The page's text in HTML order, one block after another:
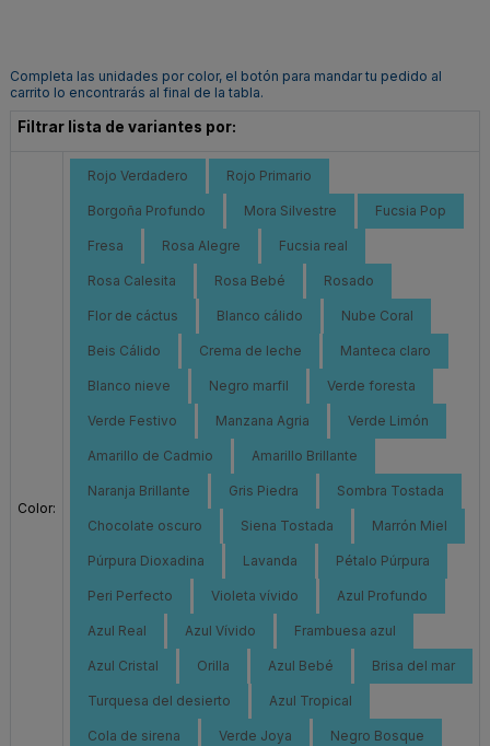
Completa las unidades por color, el botón para mandar tu pedido al
carrito lo encontrarás al final de la tabla.
Filtrar lista de variantes por:
Color:
Rojo Verdadero Rojo Primario
Borgoña Profundo Mora Silvestre Fucsia Pop
Fresa Rosa Alegre Fucsia real
Rosa Calesita Rosa Bebé Rosado
Flor de cáctus Blanco cálido Nube Coral
Beis Cálido Crema de leche Manteca claro
Blanco nieve Negro marfil Verde foresta
Verde Festivo Manzana Agria Verde Limón
Amarillo de Cadmio Amarillo Brillante
Naranja Brillante Gris Piedra Sombra Tostada
Chocolate oscuro Siena Tostada Marrón Miel
Púrpura Dioxadina Lavanda Pétalo Púrpura
Peri Perfecto Violeta vívido Azul Profundo
Azul Real Azul Vívido Frambuesa azul
Azul Cristal Orilla Azul Bebé Brisa del mar
Turquesa del desierto Azul Tropical
Cola de sirena Verde Joya Negro Bosque